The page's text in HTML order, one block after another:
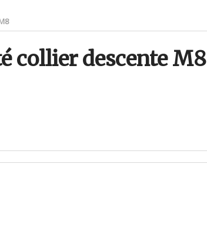
collier descente M8